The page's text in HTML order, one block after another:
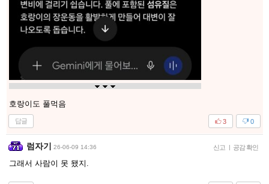
호랑이도 풀먹음
답글 0
3
럼자기 26-06-09 14:36 신고 공감 확인
그래서 사람이 못 됐지.